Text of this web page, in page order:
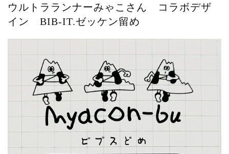
events
2025.10.1
第46回 丹波篠山ABCマラソン...
2026.6.23
BIB-IT.招待選手大募集！！2026...
events
2026.3.26
BIB-IT.のZERO WASTE...
2026.2.2
仙台国際ハーフマラソン2026 大会オリ...
events
2025.10.1
第46回 丹波篠山ABCマラソン...
ウルトラランナーみゃこさん コラボデザ
イン BIB-IT.ゼッケン留め